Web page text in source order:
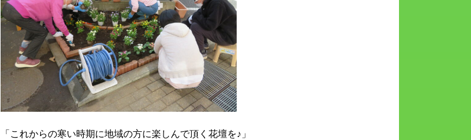
「これからの寒い時期に地域の方に楽しんで頂く花壇を♪」